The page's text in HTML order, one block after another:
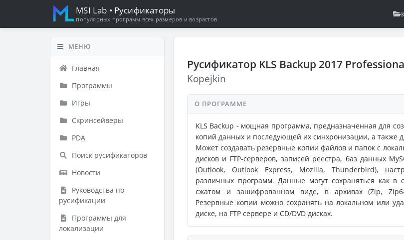
MSI Lab • Русификаторы
популярных программ всех размеров и возрастов
МЕНЮ
Главная
Программы
Игры
Скринсейверы
PDA
Поиск русификаторов
Новости
Руководства по
русификации
Программы для
локализации
Русификатор KLS Backup 2017
Kopejkin
О ПРОГРАММЕ
KLS Backup - мощная программа, предназначенная для
копий данных и последующей их синхронизации, а также
Может создавать резервные копии файлов и папок с
дисков и FTP-серверов, записей реестра, баз данных
(Outlook, Outlook Express, Mozilla, Thunderbird),
различных программ. Данные могут сохраняться как в
сжатом и зашифрованном виде, в архивах (Zip,
Резервные копии можно сохранять на локальном или
диске, на FTP сервере и CD/DVD дисках.